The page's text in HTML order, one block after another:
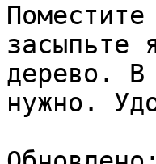
засыпьте
дерево.
нужно.